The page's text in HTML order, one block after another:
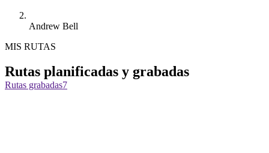
Andrew Bell
MIS RUTAS
Rutas planificadas y grabadas
Rutas grabadas7